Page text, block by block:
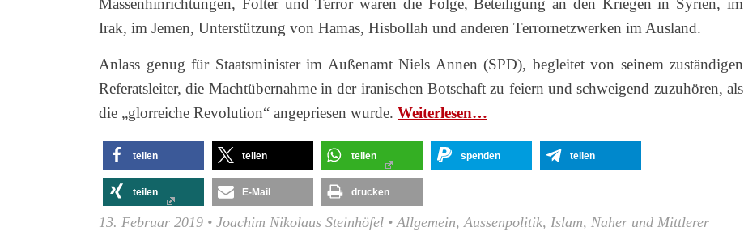
Massenhinrichtungen, Folter und Terror waren die Folge, Beteiligung an den Kriegen in Syrien, im
Irak, im Jemen, Unterstützung von Hamas, Hisbollah und anderen Terrornetzwerken im Ausland.
Anlass genug für Staatsminister im Außenamt Niels Annen (SPD), begleitet von seinem zuständigen
Referatsleiter, die Machtübernahme in der iranischen Botschaft zu feiern und schweigend zuzuhören, als
die „glorreiche Revolution“ angepriesen wurde. Wei­ter­le­sen…
teilen teilen teilen spenden teilen
teilen E-Mail drucken
13. Februar 2019 • Joachim Nikolaus Steinhöfel •Allgemein,Aussenpolitik, Islam, Naher und Mittlerer